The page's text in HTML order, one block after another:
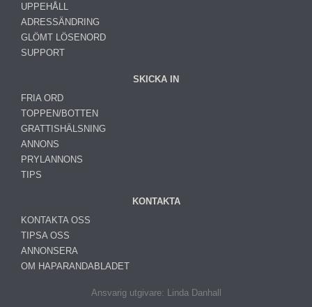
UPPEHÅLL
ADRESSÄNDRING
GLÖMT LÖSENORD
SUPPORT
SKICKA IN
FRIA ORD
TOPPEN/BOTTEN
GRATTISHÄLSNING
ANNONS
PRYLANNONS
TIPS
KONTAKTA
KONTAKTA OSS
TIPSA OSS
ANNONSERA
OM HAPARANDABLADET
Ansvarig utgivare: Linda Danhall